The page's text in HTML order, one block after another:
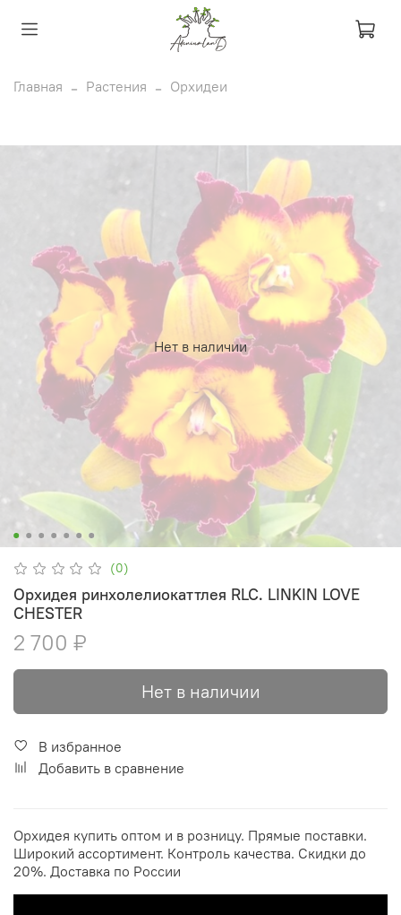
Главная Растения Орхидеи
Нет в наличии
(0)
Орхидея ринхолелиокаттлея RLC. LINKIN LOVE
CHESTER
2 700 ₽
Нет в наличии
В избранное
Добавить в сравнение
Орхидея купить оптом и в розницу. Прямые поставки.
Широкий ассортимент. Контроль качества. Скидки до
20%. Доставка по России